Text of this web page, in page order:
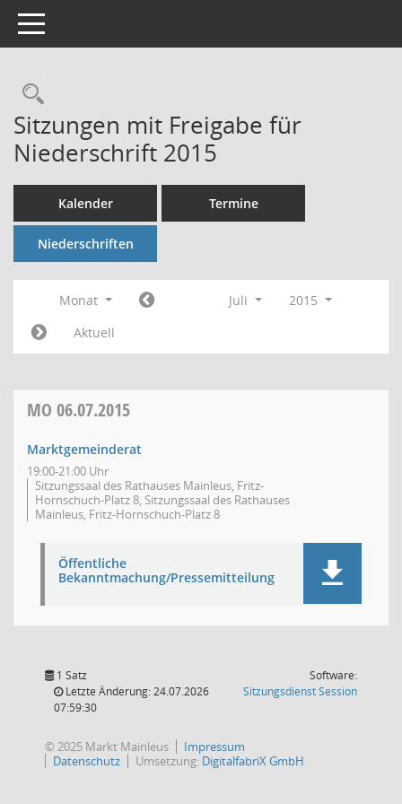
Toggle navigation
Rechercheauswahl
Sitzungen mit Freigabe für
Niederschrift 2015
Kalender Termine
Niederschriften
Monat Juli
2015
Aktuell
MO 06.07.2015
Marktgemeinderat
19:00-21:00 Uhr
Sitzungssaal des Rathauses Mainleus, Fritz-
Hornschuch-Platz 8, Sitzungssaal des Rathauses
Mainleus, Fritz-Hornschuch-Platz 8
Öffentliche
Bekanntmachung/Pressemitteilung
1 Satz
Letzte Änderung: 24.07.2026
07:59:30
Software:
SitzungsdienstSession(Wird in
© 2025 Markt Mainleus
Impressum
Datenschutz
Umsetzung: DigitalfabriX GmbH